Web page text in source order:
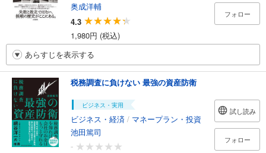
奥成洋輔
4.3
1,980円 (税込)
フォロー
あらすじを表示する
税務調査に負けない 最強の資産防衛
ビジネス・実用
ビジネス・経済 / マネープラン・投資
池田篤司
-
試し読み
フォロー